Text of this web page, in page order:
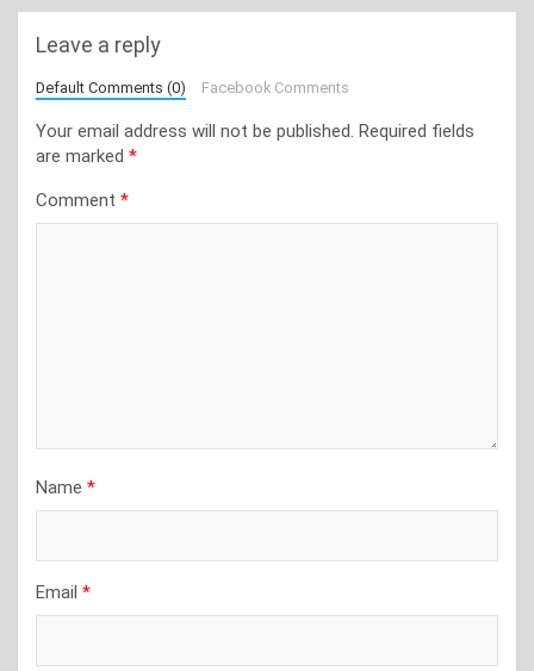
Leave a reply
Default Comments (0) Facebook Comments
Your email address will not be published. Required fields
are marked *
Comment *
Name *
Email *